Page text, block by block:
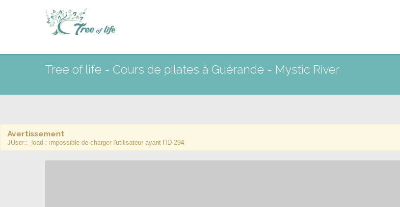
Tree of life - Cours de pilates à Guérande - Mystic River
Avertissement
JUser::_load : impossible de charger l'utilisateur ayant l'ID 294